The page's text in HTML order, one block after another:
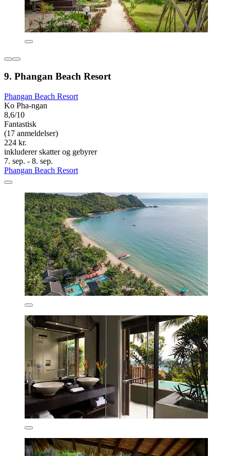
9. Phangan Beach Resort
Phangan Beach Resort
Ko Pha-ngan
8,6/10
Fantastisk
(17 anmeldelser)
224 kr.
inkluderer skatter og gebyrer
7. sep. - 8. sep.
Phangan Beach Resort